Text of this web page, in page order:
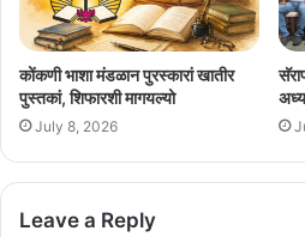
कोंकणी भाशा मंडळान पुरस्कारां खातीर
पुस्तकां, शिफारशी मागयल्यो
July 8, 2026
Leave a Reply